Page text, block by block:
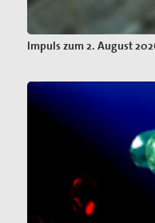
Impuls zum 2. August